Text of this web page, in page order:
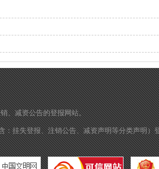
、减资公告的登报网站。
挂失登报、注销公告、减资声明等分类声明）